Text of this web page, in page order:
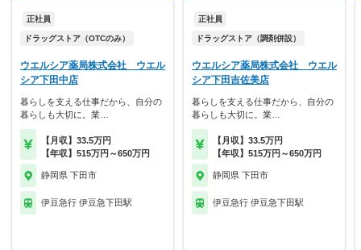
正社員
ドラッグストア（OTCのみ）
ウエルシア薬局株式会社 ウエル
シア下田中店
暮らしを支える仕事だから、自分の
暮らしも大切に。業…
【月収】33.5万円
【年収】515万円～650万円
静岡県 下田市
伊豆急行 伊豆急下田駅
正社員
ドラッグストア（調剤併設）
ウエルシア薬局株式会社 ウエル
シア下田吉佐美店
暮らしを支える仕事だから、自分の
暮らしも大切に。業…
【月収】33.5万円
【年収】515万円～650万円
静岡県 下田市
伊豆急行 伊豆急下田駅